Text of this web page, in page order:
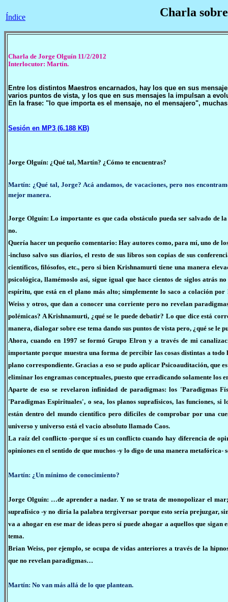
Índice Charla
Charla de Jorge Olguín 11/2/2012
Interlocutor: Martín.
Entre los distintos Maestros encarnados, hay los que en sus
varios puntos de vista, y los que en sus mensajes la impulsan a
En la frase: "lo que importa es el mensaje, no el mensajero",
Sesión en MP3 (6.188 KB)
Jorge Olguín: ¿Qué tal, Martín? ¿Cómo te encuentras?
Martín: ¿Qué tal, Jorge? Acá andamos, de vacaciones, pero nos
mejor manera.
Jorge Olguín: Lo importante es que cada obstáculo pueda ser salvado de
no.
Quería hacer un pequeño comentario: Hay autores como, para mí, uno de
-incluso salvo sus diarios, el resto de sus libros son copias de sus
científicos, filósofos, etc., pero si bien Krishnamurti tiene una manera
psicológica, llamémoslo así, sigue igual que hace cientos de siglos atrás
espíritu, que está en el plano más alto; simplemente lo saco a colación
Weiss y otros, que dan a conocer una corriente pero no revelan
polémicas? A Krishnamurti, ¿qué se le puede debatir? Lo que dice está
manera, dialogar sobre ese tema dando sus puntos de vista pero, ¿qué se le
Ahora, cuando en 1997 se formó Grupo Elron y a través de mi
importante porque muestra una forma de percibir las cosas distintas a
plano correspondiente. Gracias a eso se pudo aplicar Psicoauditación, que
eliminar los engramas conceptuales, puesto que erradicando solamente los
Aparte de eso se revelaron infinidad de paradigmas: los 'Paradigmas
'Paradigmas Espirituales', o sea, los planos suprafísicos, las funciones,
están dentro del mundo científico pero difíciles de comprobar por una
universo y universo está el vacio absoluto llamado Caos.
La raíz del conflicto -porque sí es un conflicto cuando hay diferencia de
opiniones en el sentido de que muchos -y lo digo de una manera metafórica-
Martín: ¿Un mínimo de conocimiento?
Jorge Olguín: …de aprender a nadar. Y no se trata de monopolizar el
suprafísico -y no diría la palabra tergiversar porque esto sería prejuzgar,
va a ahogar en ese mar de ideas pero sí puede ahogar a aquellos que
tema.
Brian Weiss, por ejemplo, se ocupa de vidas anteriores a través de la
que no revelan paradigmas…
Martín: No van más allá de lo que plantean.